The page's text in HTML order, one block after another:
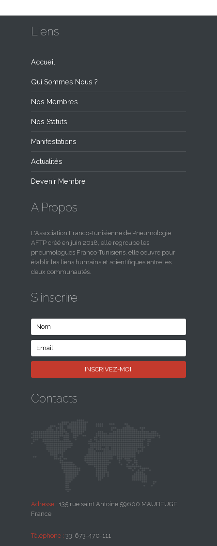
Liens
Accueil
Qui Sommes Nous ?
Nos Membres
Nos Statuts
Manifestations
Actualités
Devenir Membre
A Propos
L'Association Franco-Tunisienne de Pneumologie
AFTP créé en juin 2018, elle regroupe les
pneumologues Franco-Tunisiens, elle oeuvre pour
établir les liens humains et scientifiques entre les
deux communautés.
S'inscrire
Contacts
Adresse : 135 rue saint Antoine 59600 MAUBEUGE,
France
Téléphone : 33-673-470-111